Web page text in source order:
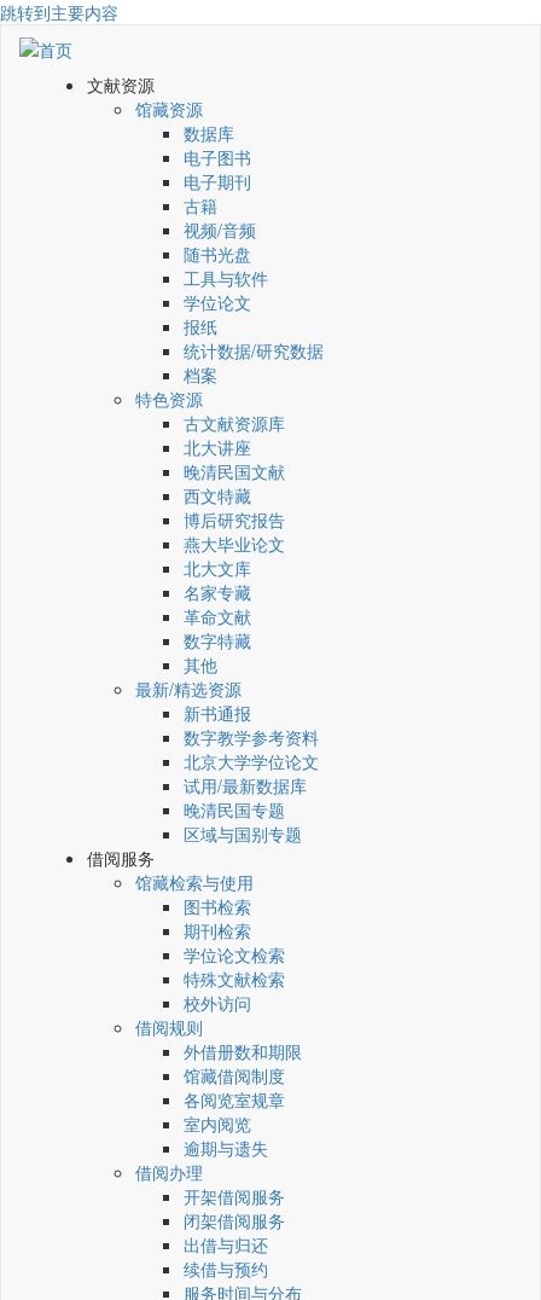
跳转到主要内容
文献资源
馆藏资源
数据库
电子图书
电子期刊
古籍
视频/音频
随书光盘
工具与软件
学位论文
报纸
统计数据/研究数据
档案
特色资源
古文献资源库
北大讲座
晚清民国文献
西文特藏
博后研究报告
燕大毕业论文
北大文库
名家专藏
革命文献
数字特藏
其他
最新/精选资源
新书通报
数字教学参考资料
北京大学学位论文
试用/最新数据库
晚清民国专题
区域与国别专题
借阅服务
馆藏检索与使用
图书检索
期刊检索
学位论文检索
特殊文献检索
校外访问
借阅规则
外借册数和期限
馆藏借阅制度
各阅览室规章
室内阅览
逾期与遗失
借阅办理
开架借阅服务
闭架借阅服务
出借与归还
续借与预约
服务时间与分布